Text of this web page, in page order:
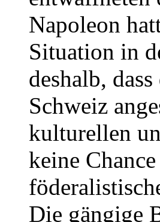
Napoleon
Situation in
deshalb,
Schweiz
kulturellen
keine
Die gängige